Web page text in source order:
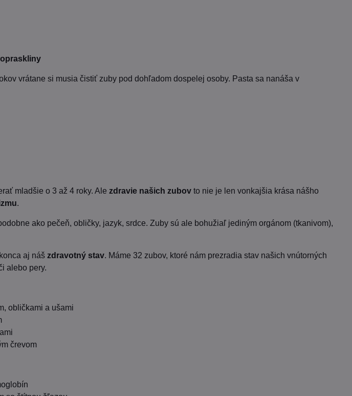
vrátane si musia čistiť zuby pod dohľadom dospelej osoby. Pasta sa nanáša v
mladšie o 3 až 4 roky. Alezdravie našich zubov to nie je len vonkajšia krása nášho
.
ako pečeň, obličky, jazyk, srdce. Zuby sú ale bohužiaľ jediným orgánom (tkanivom),
aj nášzdravotný stav. Máme 32 zubov, ktoré nám prezradia stav našich vnútorných
alebo pery.
obličkami a ušami
črevom